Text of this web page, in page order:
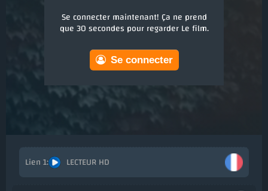
Se connecter maintenant! Ça ne prend
que 30 secondes pour regarder Le film.
Se connecter
LECTEUR HD